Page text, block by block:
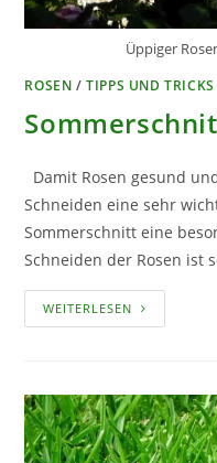
Üppiger
ROSEN /TIPPS UND TRICKS
Damit Rosen gesund
Schneiden eine sehr
Sommerschnitt eine
Schneiden der Rosen ist
WEITERLESEN
FÜR